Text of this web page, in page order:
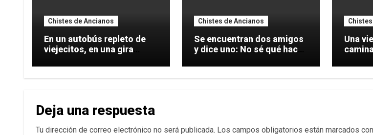
Chistes de Ancianos
En un autobús repleto de
viejecitos, en una gira
Chistes de Ancianos
Se encuentran dos amigos
y dice uno: No sé qué hacer
Una
Deja una respuesta
Tu dirección de correo electrónico no será publicada. Los campos obligatorios están marcados con